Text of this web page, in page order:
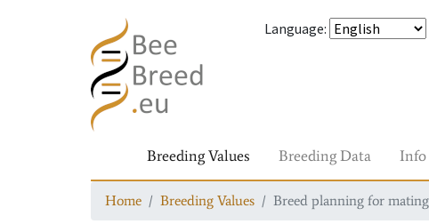
Language:
Breeding Values Breeding Data Info
Home Breeding Values Breed planning for